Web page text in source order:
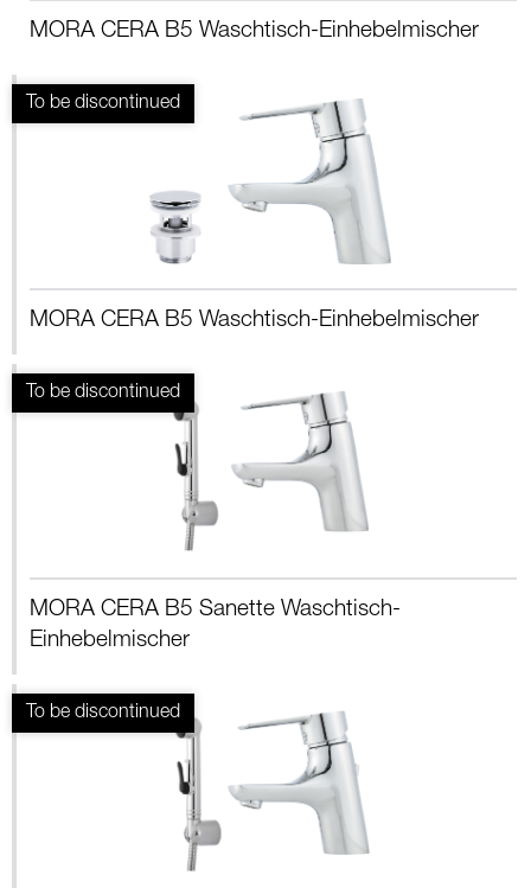
MORA CERA B5 Waschtisch-Einhebelmischer
MORA CERA B5 Waschtisch-Einhebelmischer
MORA CERA B5 Sanette Waschtisch-
Einhebelmischer